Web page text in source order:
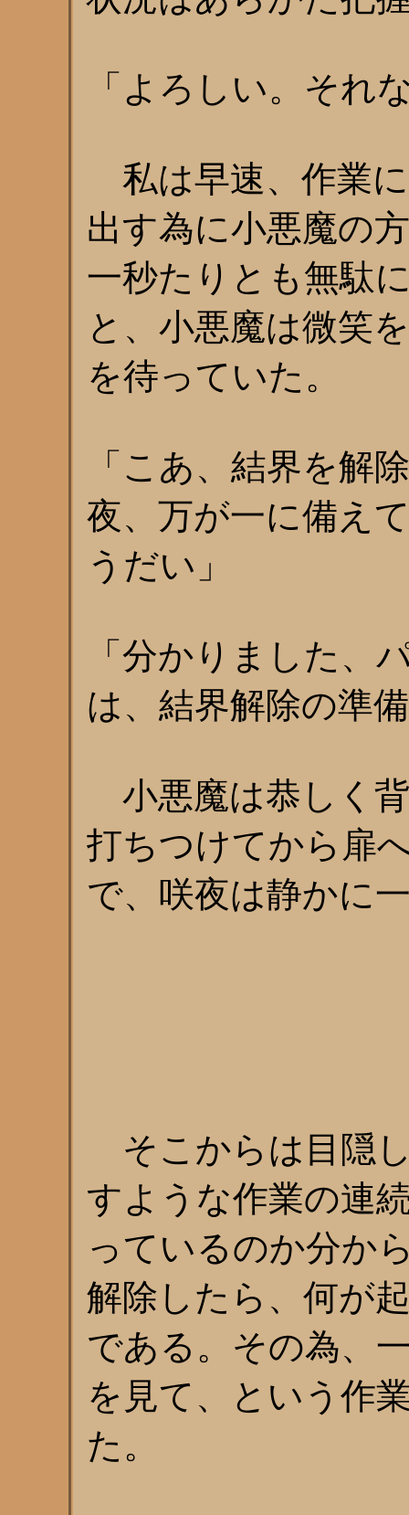
「よろしい。それ
私は早速、作業
出す為に小悪魔の
一秒たりとも無駄
と、小悪魔は微笑
を待っていた。
「こあ、結界を解
夜、万が一に備え
うだい」
「分かりました、
は、結界解除の準
小悪魔は恭しく
打ちつけてから扉
で、咲夜は静かに
そこからは目隠
すような作業の連
っているのか分か
解除したら、何が
である。その為、
を見て、という作
た。